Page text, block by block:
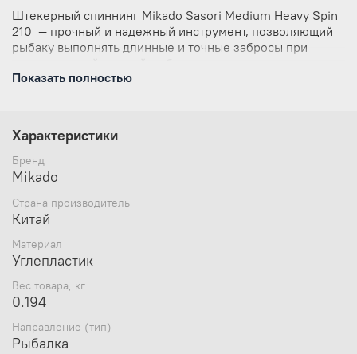
Штекерный спиннинг Mikado Sasori Medium Heavy Spin
210 — прочный и надежный инструмент, позволяющий
рыбаку выполнять длинные и точные забросы при
Пропускные кольца SIС, со вставкой из карбида
температурам, а также равномерно распределяют
лески к бланку при намокании
Такой спиннинг позволяет ловить крупную хищную
от 15 до 40 гр
Специальная скоба предназначена для крепления
крючка приманки, что очень важно при смене
места ловли
надежно удерживается нижним зажимным винтом
Показать полностью
Характеристики
Бренд
Mikado
Страна производитель
Китай
Материал
Углепластик
Вес товара, кг
0.194
Направление (тип)
Рыбалка